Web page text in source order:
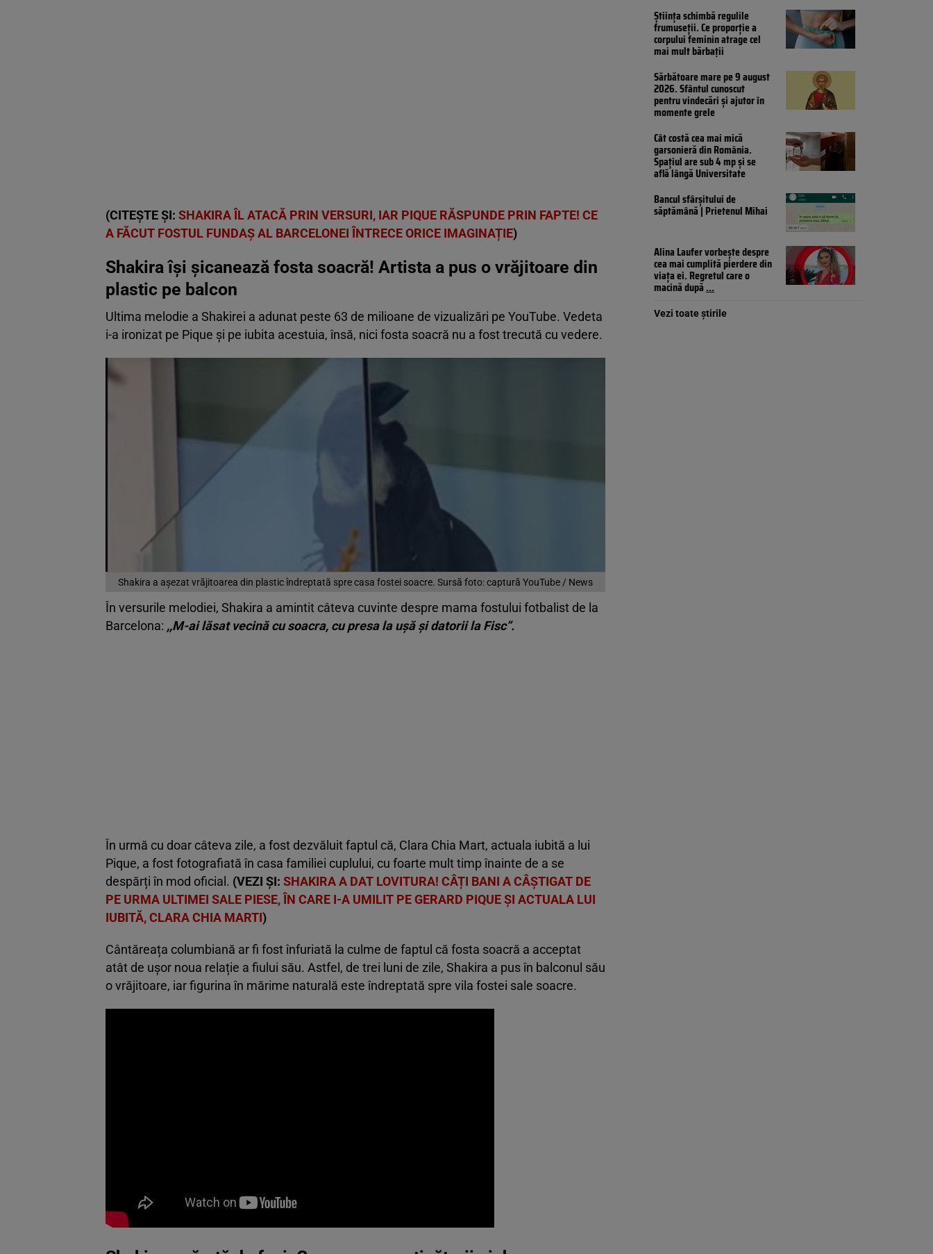
(CITEȘTE ȘI: SHAKIRA ÎL ATACĂ PRIN VERSURI, IAR PIQUE RĂSPUNDE PRIN FAPTE! CE
A FĂCUT FOSTUL FUNDAȘ AL BARCELONEI ÎNTRECE ORICE IMAGINAȚIE)
Shakira își șicanează fosta soacră! Artista a pus o vrăjitoare din
plastic pe balcon
Ultima melodie a Shakirei a adunat peste 63 de milioane de vizualizări pe YouTube. Vedeta
i-a ironizat pe Pique și pe iubita acestuia, însă, nici fosta soacră nu a fost trecută cu vedere.
Shakira a așezat vrăjitoarea din plastic îndreptată spre casa fostei soacre. Sursă foto: captură YouTube / News
În versurile melodiei, Shakira a amintit câteva cuvinte despre mama fostului fotbalist de la
Barcelona: ,,M-ai lăsat vecină cu soacra, cu presa la ușă și datorii la Fisc”.
În urmă cu doar câteva zile, a fost dezvăluit faptul că, Clara Chia Mart, actuala iubită a lui
Pique, a fost fotografiată în casa familiei cuplului, cu foarte mult timp înainte de a se
despărți în mod oficial. (VEZI ȘI: SHAKIRA A DAT LOVITURA! CÂȚI BANI A CÂȘTIGAT DE
PE URMA ULTIMEI SALE PIESE, ÎN CARE I-A UMILIT PE GERARD PIQUE ȘI ACTUALA LUI
IUBITĂ, CLARA CHIA MARTI)
Cântăreața columbiană ar fi fost înfuriată la culme de faptul că fosta soacră a acceptat
atât de ușor noua relație a fiului său. Astfel, de trei luni de zile, Shakira a pus în balconul său
o vrăjitoare, iar figurina în mărime naturală este îndreptată spre vila fostei sale soacre.
Știința schimbă regulile
frumuseții. Ce proporție a
corpului feminin atrage cel
mai mult bărbații
Sărbătoare mare pe 9 august
2026. Sfântul cunoscut
pentru vindecări și ajutor în
momente grele
Cât costă cea mai mică
garsonieră din România.
Spațiul are sub 4 mp și se
află lângă Universitate
Bancul sfârșitului de
săptămână | Prietenul Mihai
Alina Laufer vorbește despre
cea mai cumplită pierdere din
viața ei. Regretul care o
macină după...
Vezi toate știrile